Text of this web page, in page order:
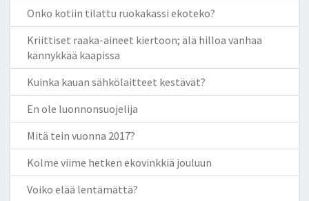
Onko kotiin tilattu ruokakassi ekoteko?
Kriittiset raaka-aineet kiertoon; älä hilloa vanhaa
kännykkää kaapissa
Kuinka kauan sähkölaitteet kestävät?
En ole luonnonsuojelija
Mitä tein vuonna 2017?
Kolme viime hetken ekovinkkiä jouluun
Voiko elää lentämättä?